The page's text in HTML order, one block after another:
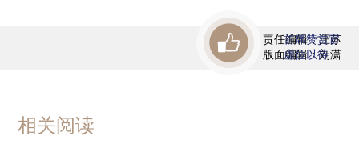
责任编辑：汪苏
版面编辑：刘潇
首席赞赏官
虚位以待
相关阅读